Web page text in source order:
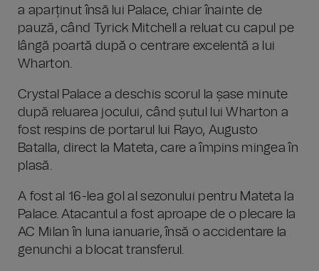
a aparținut însă lui Palace, chiar înainte de
pauză, când Tyrick Mitchell a reluat cu capul pe
lângă poartă după o centrare excelentă a lui
Wharton.
Crystal Palace a deschis scorul la șase minute
după reluarea jocului, când șutul lui Wharton a
fost respins de portarul lui Rayo, Augusto
Batalla, direct la Mateta, care a împins mingea în
plasă.
A fost al 16-lea gol al sezonului pentru Mateta la
Palace. Atacantul a fost aproape de o plecare la
AC Milan în luna ianuarie, însă o accidentare la
genunchi a blocat transferul.